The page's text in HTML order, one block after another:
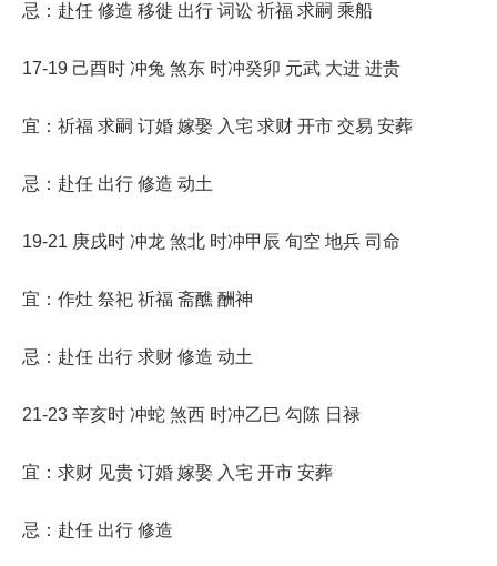
忌：赴任 修造 移徙 出行 词讼 祈福 求嗣 乘船
17-19 己酉时 冲兔 煞东 时冲癸卯 元武 大进 进贵
宜：祈福 求嗣 订婚 嫁娶 入宅 求财 开市 交易 安葬
忌：赴任 出行 修造 动土
19-21 庚戌时 冲龙 煞北 时冲甲辰 旬空 地兵 司命
宜：作灶 祭祀 祈福 斋醮 酬神
忌：赴任 出行 求财 修造 动土
21-23 辛亥时 冲蛇 煞西 时冲乙巳 勾陈 日禄
宜：求财 见贵 订婚 嫁娶 入宅 开市 安葬
忌：赴任 出行 修造